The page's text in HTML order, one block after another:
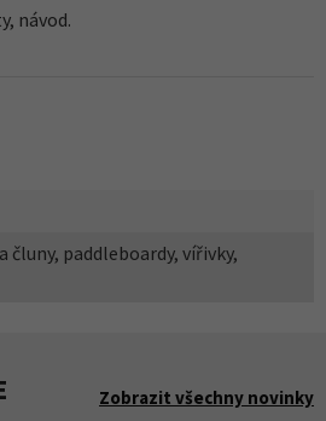
návod.
čluny, paddleboardy, vířivky,
Zobrazit všechny novinky